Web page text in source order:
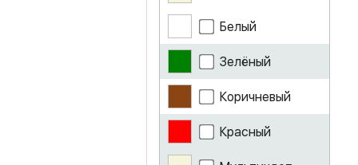
бетон
бирюза
венге
Белый
Зелёный
Коричневый
Красный